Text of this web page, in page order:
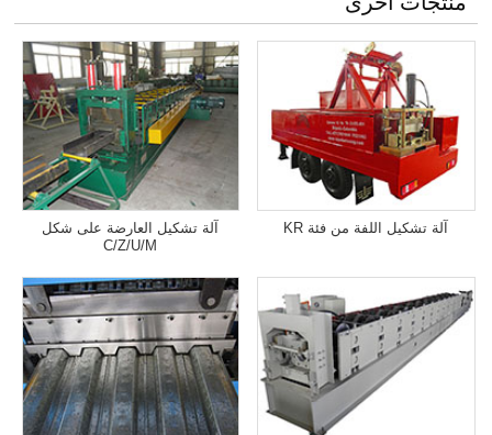
آلة تشكيل اللفة من فئة KR
آلة تشكيل العارضة على شكل
C/Z/U/M